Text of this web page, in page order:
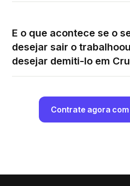
E o que acontece se o
desejar sair o
desejar demiti-lo em
Contrate agora